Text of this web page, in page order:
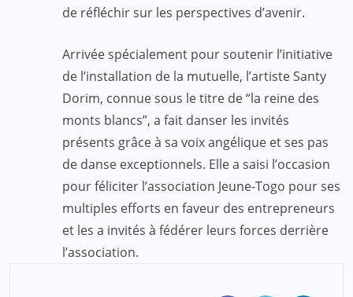
de réfléchir sur les perspectives d’avenir.
Arrivée spécialement pour soutenir l’initiative
de l’installation de la mutuelle, l’artiste Santy
Dorim, connue sous le titre de “la reine des
monts blancs”, a fait danser les invités
présents grâce à sa voix angélique et ses pas
de danse exceptionnels. Elle a saisi l’occasion
pour féliciter l’association Jeune-Togo pour ses
multiples efforts en faveur des entrepreneurs
et les a invités à fédérer leurs forces derrière
l’association.